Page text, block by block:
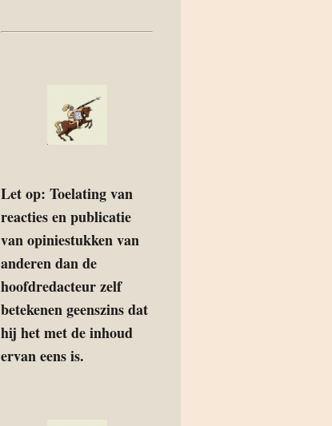
Let op: Toelating van
reacties en publicatie
van opiniestukken van
anderen dan de
hoofdredacteur zelf
betekenen geenszins dat
hij het met de inhoud
ervan eens is.